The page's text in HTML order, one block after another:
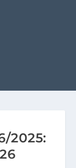
2025: